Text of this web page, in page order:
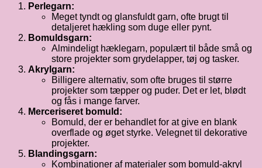
Perlegarn:
Meget tyndt og glansfuldt garn, ofte brugt til
detaljeret hækling som duge eller pynt.
Bomuldsgarn:
Almindeligt hæklegarn, populært til både små og
store projekter som grydelapper, tøj og tasker.
Akrylgarn:
Billigere alternativ, som ofte bruges til større
projekter som tæpper og puder. Det er let, blødt
og fås i mange farver.
Merceriseret bomuld:
Bomuld, der er behandlet for at give en blank
overflade og øget styrke. Velegnet til dekorative
projekter.
Blandingsgarn:
Kombinationer af materialer som bomuld-akryl